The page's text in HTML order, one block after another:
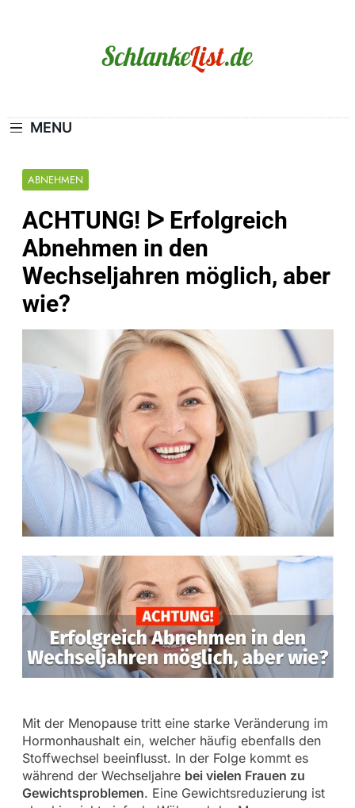
MENU
ABNEHMEN
ACHTUNG! ᐅ Erfolgreich
Abnehmen in den
Wechseljahren möglich, aber
wie?
Mit der Menopause tritt eine starke Veränderung im
Hormonhaushalt ein, welcher häufig ebenfalls den
Stoffwechsel beeinflusst. In der Folge kommt es
während der Wechseljahre bei vielen Frauen zu
Gewichtsproblemen. Eine Gewichtsreduzierung ist